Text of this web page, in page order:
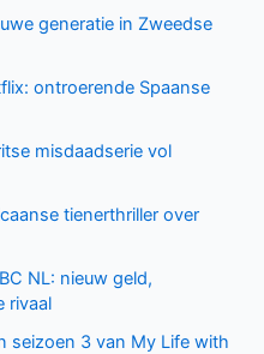
generatie in Zweedse
ontroerende Spaanse
misdaadserie vol
tienerthriller over
NL: nieuw geld,
rivaal
seizoen 3 van My Life with